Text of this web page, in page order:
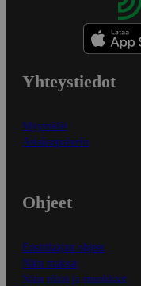
Yhteystiedot
Myymälät
Asiakaspalvelu
Ohjeet
Ensitilaajan ohjeet
Näin maksat
Näin tilaat ja muokkaat